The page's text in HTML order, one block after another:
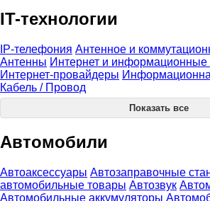
IT-технологии
IP-телефония Антенное и
Антенны Интернет и информационные
Интернет-провайдеры
Кабель / Провод
Показать все
Автомобили
Автоаксессуары Автозаправочные
автомобильные товары Автозвук
Автомобильные аккумуляторы